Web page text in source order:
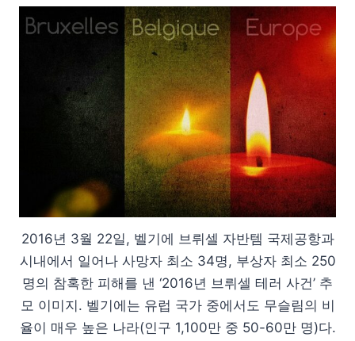
2016년 3월 22일, 벨기에 브뤼셀 자반템 국제공항과
시내에서 일어나 사망자 최소 34명, 부상자 최소 250
명의 참혹한 피해를 낸 ‘2016년 브뤼셀 테러 사건’ 추
모 이미지. 벨기에는 유럽 국가 중에서도 무슬림의 비
율이 매우 높은 나라(인구 1,100만 중 50-60만 명)다.